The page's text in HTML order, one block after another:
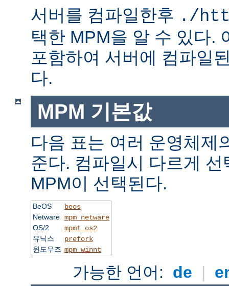
서버를 컴파일한후 ./
택한 MPM을 알 수 있다.
포함하여 서버에 컴파일
다.
MPM 기본값
다음 표는 여러 운영체제
준다. 컴파일시 다르게
MPM이 선택된다.
BeOS
beos
Netware mpm_netware
OS/2
mpmt_os2
유닉스
prefork
윈도우즈 mpm_winnt
가능한 언어: de |